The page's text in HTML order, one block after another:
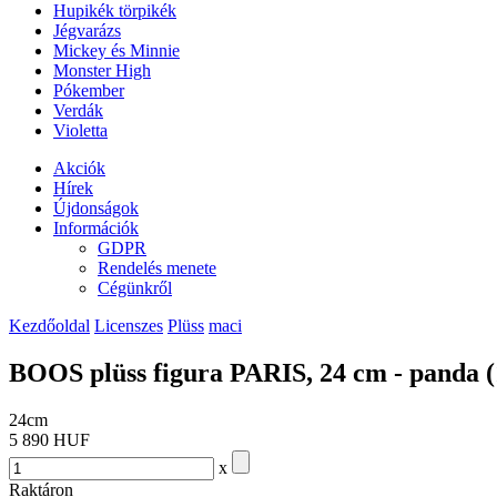
Hupikék törpikék
Jégvarázs
Mickey és Minnie
Monster High
Pókember
Verdák
Violetta
Akciók
Hírek
Újdonságok
Információk
GDPR
Rendelés menete
Cégünkről
Kezdőoldal Licenszes Plüss maci
BOOS plüss figura PARIS, 24 cm - panda
24cm
5 890 HUF
x
Raktáron